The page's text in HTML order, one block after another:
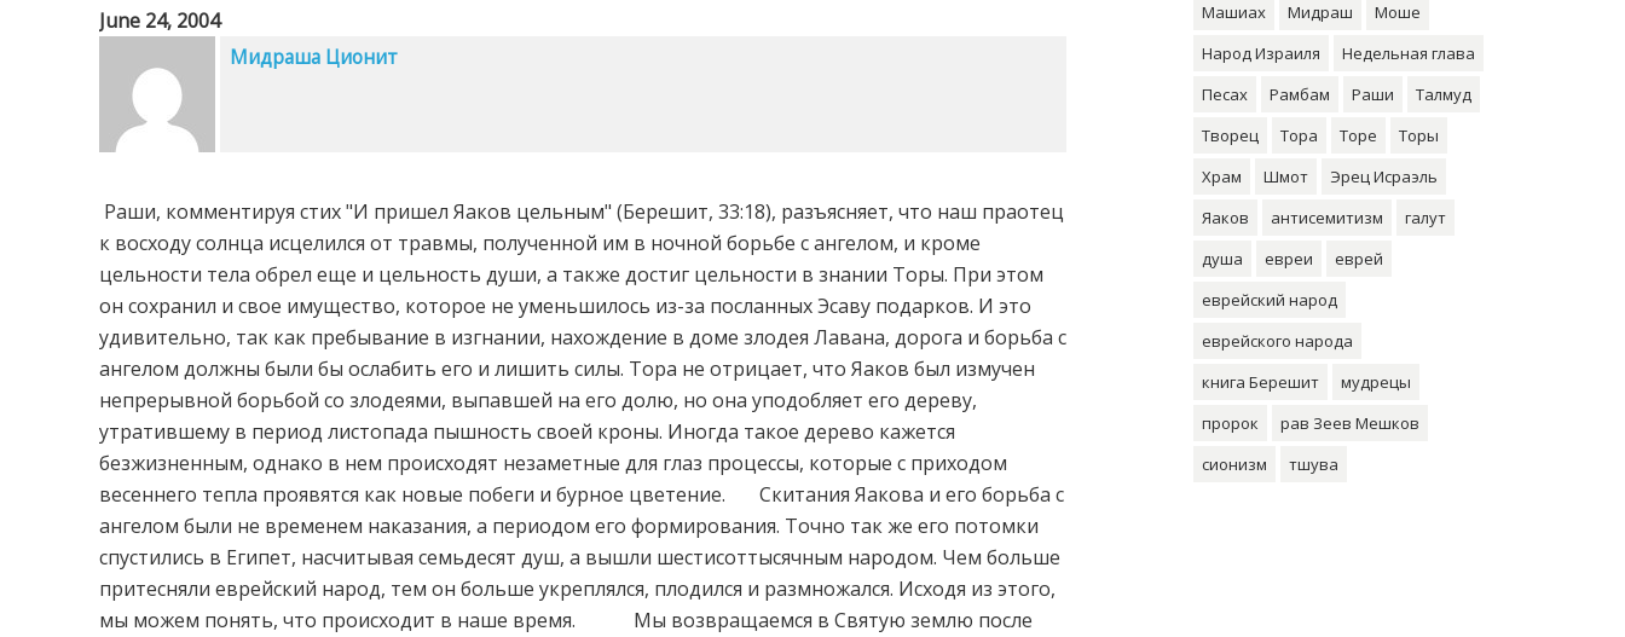
June 24, 2004
Мидраша Ционит
Раши, комментируя стих "И пришел Яаков цельным" (Берешит, 33:18), разъясняет, что наш праотец
к восходу солнца исцелился от травмы, полученной им в ночной борьбе с ангелом, и кроме
цельности тела обрел еще и цельность души, а также достиг цельности в знании Торы. При этом
он сохранил и свое имущество, которое не уменьшилось из-за посланных Эсаву подарков. И это
удивительно, так как пребывание в изгнании, нахождение в доме злодея Лавана, дорога и борьба с
ангелом должны были бы ослабить его и лишить силы. Тора не отрицает, что Яаков был измучен
непрерывной борьбой со злодеями, выпавшей на его долю, но она уподобляет его дереву,
утратившему в период листопада пышность своей кроны. Иногда такое дерево кажется
безжизненным, однако в нем происходят незаметные для глаз процессы, которые с приходом
весеннего тепла проявятся как новые побеги и бурное цветение. Скитания Яакова и его борьба с
ангелом были не временем наказания, а периодом его формирования. Точно так же его потомки
спустились в Египет, насчитывая семьдесят душ, а вышли шестисоттысячным народом. Чем больше
притесняли еврейский народ, тем он больше укреплялся, плодился и размножался. Исходя из этого,
мы можем понять, что происходит в наше время. Мы возвращаемся в Святую землю после
Машиах
Мидраш
Моше
Народ Израиля
Недельная глава
Песах
Рамбам Раши
Талмуд
Творец
Тора Торе
Торы
Храм
Шмот
Эрец Исраэль
Яаков
антисемитизм
галут
душа
евреи
еврей
еврейский народ
еврейского народа
книга Берешит
мудрецы
пророк
рав Зеев Мешков
сионизм
тшува